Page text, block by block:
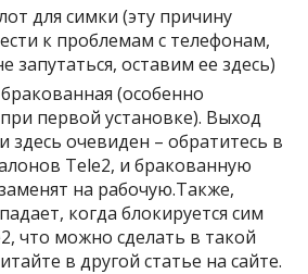
для симки (эту причину
к проблемам с телефонам,
запутаться, оставим ее здесь)
(особенно
первой установке). Выход
здесь очевиден – обратитесь в
Тele2, и бракованную
на рабочую.Также,
когдаблокируется сим
, что можно сделать в такой
в другой статье на сайте.